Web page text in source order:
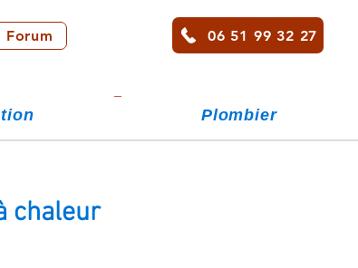
Forum 06 51 99 32 27
Plombier
chaleur